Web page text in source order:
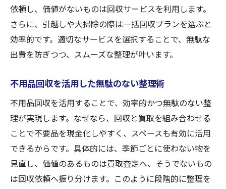
策
見積もり時に確認すべき不用品回収のポイ
ント
不用品回収契約時のトラブル事例と対策
不用品回収の悪質業者を見抜くチェック法
安心して利用できる不用品回収の選び方
小谷田で信頼できる回収業者の見極め方
不用品回収業者を選ぶ際の信頼ポイント
小谷田で評判の良い不用品回収業者を探す
不用品回収業者の許可や実績の確認方法
依頼し、価値がないものは回収サービスを利用します。
さらに、引越しや大掃除の際は一括回収プランを選ぶと
効率的です。適切なサービスを選択することで、無駄な
出費を防ぎつつ、スムーズな整理が叶います。
不用品回収を活用した無駄のない整理術
不用品回収を活用することで、効率的かつ無駄のない整
理が実現します。なぜなら、回収と買取を組み合わせる
ことで不要品を現金化しやすく、スペースも有効に活用
できるからです。具体的には、季節ごとに使わない物を
見直し、価値のあるものは買取査定へ、そうでないもの
は回収依頼へ振り分けます。このように段階的に整理を